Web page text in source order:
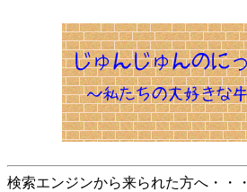
検索エンジンから来られた方へ・・・